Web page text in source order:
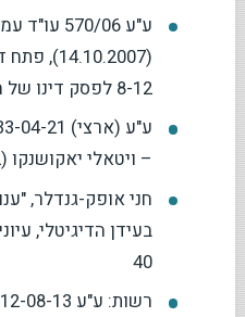
ע"ע 570/
8-12 לפסק דינו של השופט אדלר
– ויטאלי יאקושנקו (8.2.2022)
חני אופק-גנדלר,
40